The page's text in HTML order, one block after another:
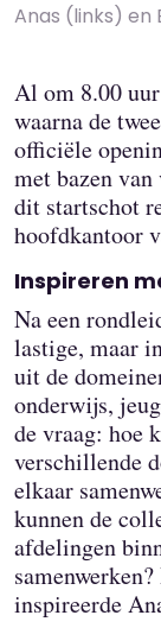
Anas (links) en
Al om 8.00
waarna de
officiële
met bazen van
dit startschot
hoofdkantoor
Inspireren
Na een
lastige, maar
uit de
onderwijs,
de vraag: hoe
verschillende
elkaar
kunnen de
afdelingen
inspireerde